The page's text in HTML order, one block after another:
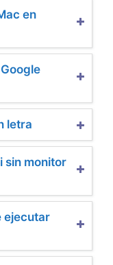
en
letra
sin monitor
ejecutar